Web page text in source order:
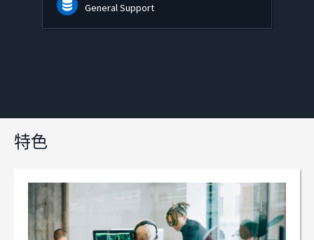
General Support
特色